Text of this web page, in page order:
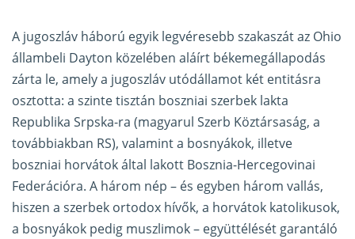
A jugoszláv háború egyik legvéresebb szakaszát az Ohio
állambeli Dayton közelében aláírt békemegállapodás
zárta le, amely a jugoszláv utódállamot két entitásra
osztotta: a szinte tisztán boszniai szerbek lakta
Republika Srpska-ra (magyarul Szerb Köztársaság, a
továbbiakban RS), valamint a bosnyákok, illetve
boszniai horvátok által lakott Bosznia-Hercegovinai
Federációra. A három nép – és egyben három vallás,
hiszen a szerbek ortodox hívők, a horvátok katolikusok,
a bosnyákok pedig muszlimok – együttélését garantáló